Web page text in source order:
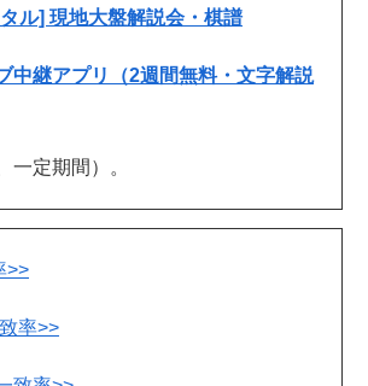
ル] 現地大盤解説会・棋譜
中継アプリ（2週間無料・文字解説
定期間）。
>>
率>>